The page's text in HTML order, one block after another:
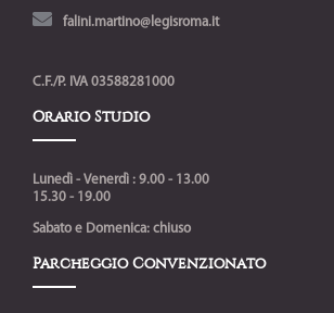
falini.martino@legisroma.it
C.F./P. IVA 03588281000
Orario Studio
Lunedì - Venerdì : 9.00 - 13.00
15.30 - 19.00
Sabato e Domenica: chiuso
Parcheggio Convenzionato